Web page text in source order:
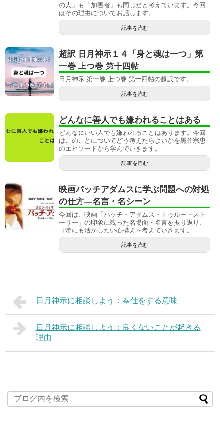
の人」も「加害者」も同じだと考えています。今回
はその理由についてお話します。
記事を読む
超訳 日月神示１４「身と魂は一つ」第
一巻 上つ巻 第十四帖
日月神示 第一巻 上つ巻 第十四帖の超訳です。
記事を読む
どんなに善人でも嫌われることはある
どんなにいい人でも嫌われることはあります。今回
はこのことについてどう考えたらよいかを黒住宗忠
のエピソードから学んでいきます。
記事を読む
映画パッチアダムスに学ぶ問題への対処
の仕方―名言・名シーン
今回は、映画「パッチ・アダムス・トゥルー・スト
ーリー」の印象に残った名場面・名言を振り返り、
日常にも活かしたい心構えを考えていきます。
記事を読む
日月神示に相談しよう：奉仕をする意味
日月神示に相談しよう：良くないことが起きる
理由